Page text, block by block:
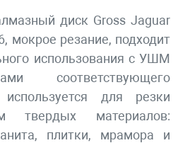
диск Gross Jaguar
мокрое резание, подходит
использования с УШМ
соответствующего
для резки
твердых материалов:
плитки, мрамора и